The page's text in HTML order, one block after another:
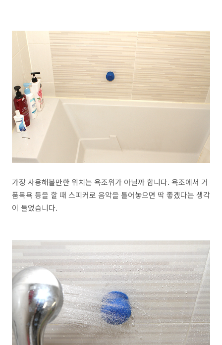
가장 사용해볼만한 위치는 욕조위가 아닐까 합니다. 욕조에서 거
품목욕 등을 할 때 스피커로 음악을 틀어놓으면 딱 좋겠다는 생각
이 들었습니다.